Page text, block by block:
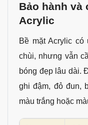
Bảo hành và
Acrylic
Bề mặt Acrylic
chùi, nhưng vẫn
bóng đẹp lâu dài.
ghi đậm, đỏ đun,
màu trắng hoặc